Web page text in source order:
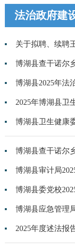
法治政府建
博湖县查干诺尔
博湖县2025年法
博湖县卫生健康
博湖县查干诺尔
博湖县审计局
博湖县委党校
博湖县应急管理
2025年度述法报